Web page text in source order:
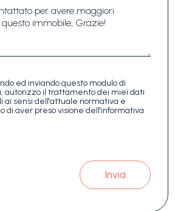
ed inviando questo modulo di
autorizzo il trattamento dei miei dati
ai sensi dell'attuale normativa e
di aver preso visione dell'informativa
Invia